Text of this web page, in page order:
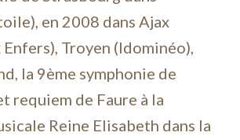
en 2008 dans Ajax
Troyen (Idominéo),
la 9ème symphonie de
requiem de Faure à la
Reine Elisabeth dans la